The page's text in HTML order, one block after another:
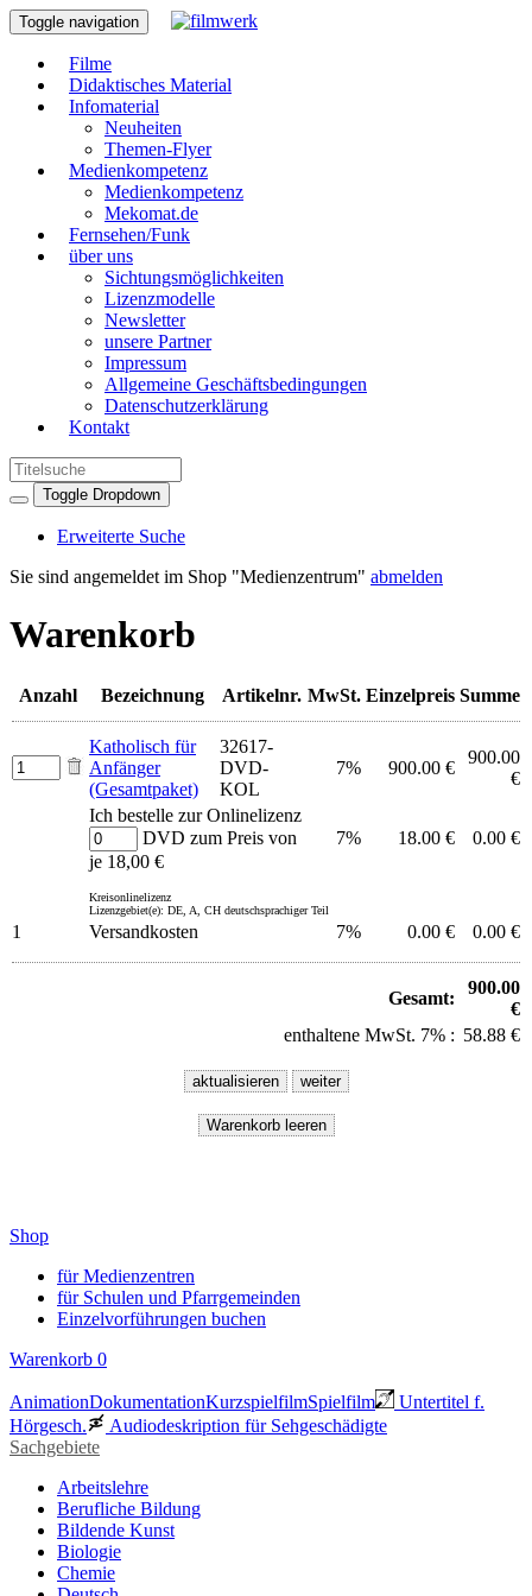
Toggle navigation
Filme
Didaktisches Material
Infomaterial
Neuheiten
Themen-Flyer
Medienkompetenz
Medienkompetenz
Mekomat.de
Fernsehen/Funk
über uns
Sichtungsmöglichkeiten
Lizenzmodelle
Newsletter
unsere Partner
Impressum
Allgemeine Geschäftsbedingungen
Datenschutzerklärung
Kontakt
Toggle Dropdown
Erweiterte Suche
Sie sind angemeldet im Shop "Medienzentrum" abmelden
Warenkorb
Anzahl Bezeichnung Artikelnr. MwSt. Einzelpreis Summe
Katholisch für
Anfänger
(Gesamtpaket)
32617-
DVD-
KOL
7% 900.00 €
900.00
€
Ich bestelle zur Onlinelizenz
DVD zum Preis von
je 18,00 €
7% 18.00 € 0.00 €
Kreisonlinelizenz
Lizenzgebiet(e): DE, A, CH deutschsprachiger Teil
1 Versandkosten 7% 0.00 € 0.00 €
Gesamt:
900.00
€
enthaltene MwSt. 7% : 58.88 €
Shop
für Medienzentren
für Schulen und Pfarrgemeinden
Einzelvorführungen buchen
Warenkorb 0
AnimationDokumentationKurzspielfilmSpielfilm
Untertitel f.
Hörgesch.
Audiodeskription für Sehgeschädigte
Sachgebiete
Arbeitslehre
Berufliche Bildung
Bildende Kunst
Biologie
Chemie